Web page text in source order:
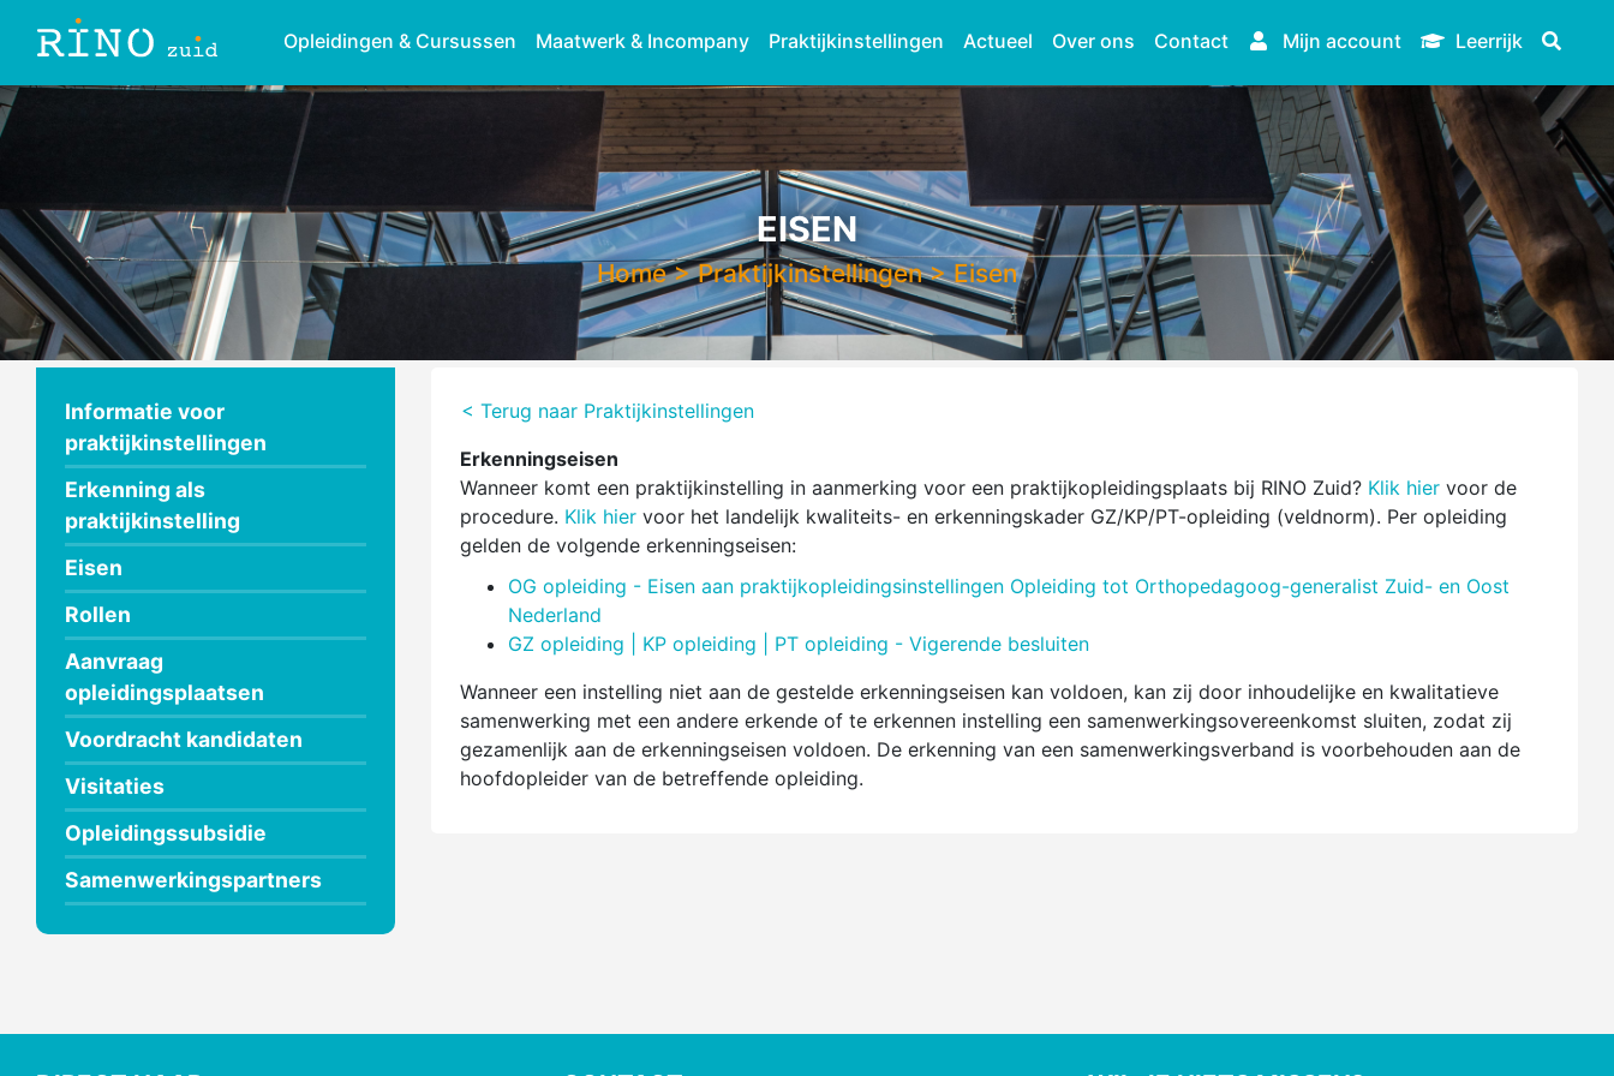
Opleidingen & Cursussen Maatwerk & Incompany Praktijkinstellingen Actueel Over ons Contact Mijn account Leerrijk
EISEN
Home>Praktijkinstellingen>Eisen
Informatie voor
praktijkinstellingen
Erkenning als
praktijkinstelling
Eisen
Rollen
Aanvraag
opleidingsplaatsen
Voordracht kandidaten
Visitaties
Opleidingssubsidie
Samenwerkingspartners
< Terug naar Praktijkinstellingen
Erkenningseisen
Wanneer komt een praktijkinstelling in aanmerking voor een praktijkopleidingsplaats bij RINO Zuid? Klik hiervoor de
procedure. Klik hiervoor het landelijk kwaliteits- en erkenningskader GZ/KP/PT-opleiding (veldnorm). Per opleiding
gelden de volgende erkenningseisen:
OG opleiding - Eisen aan praktijkopleidingsinstellingen Opleiding tot Orthopedagoog-generalist Zuid- en Oost
Nederland
GZ opleiding | KP opleiding | PT opleiding - Vigerende besluiten
Wanneer een instelling niet aan de gestelde erkenningseisen kan voldoen, kan zij door inhoudelijke en kwalitatieve
samenwerking met een andere erkende of te erkennen instelling een samenwerkingsovereenkomst sluiten, zodat zij
gezamenlijk aan de erkenningseisen voldoen. De erkenning van een samenwerkingsverband is voorbehouden aan de
hoofdopleider van de betreffende opleiding.